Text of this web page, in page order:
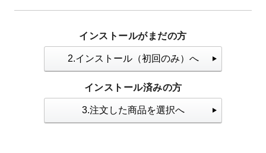
インストールがまだの方
2.インストール（初回のみ）へ
インストール済みの方
3.注文した商品を選択へ